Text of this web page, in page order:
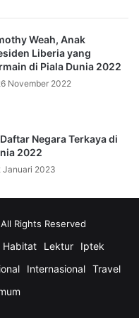
tersebut.
Dubes Israel untuk PBB,
tidak selalu bertindak
membuat keputusan
setelahnya,” kata Danon
negara Arab mana
Hamas sebagai
negara-negara
Weah, Anak
Liberia yang
di Piala Dunia 2022
November 2022
Negara Terkaya di
2022
Januari 2023
Rights Reserved
Habitat Lektur
Iptek
Internasional
Travel